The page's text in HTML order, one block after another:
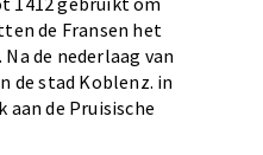
de Fransen het
de nederlaag van
de stad Koblenz. in
aan de Pruisische